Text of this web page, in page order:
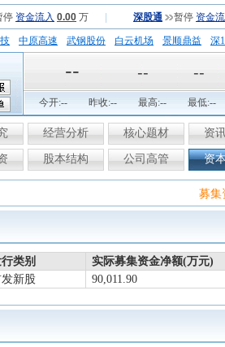
停 资金流入 0.00 万 深股通 暂停 资金
中原高速 武钢股份 白云机场 景顺鼎益
深
-- -- --
今开:-- 昨收:-- 最高:-- 最低:--
经营分析 核心题材 资
股本结构 公司高管 资
募
类别
实际募集资金净额(万元)
新股 90,011.90